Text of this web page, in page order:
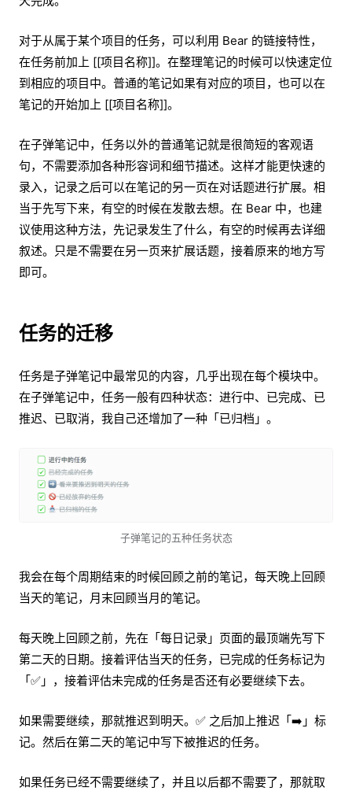
对于从属于某个项目的任务，可以利用 Bear 的链接特性，
在任务前加上 [[项目名称]]。在整理笔记的时候可以快速定位
到相应的项目中。普通的笔记如果有对应的项目，也可以在
笔记的开始加上 [[项目名称]]。
在子弹笔记中，任务以外的普通笔记就是很简短的客观语
句，不需要添加各种形容词和细节描述。这样才能更快速的
录入，记录之后可以在笔记的另一页在对话题进行扩展。相
当于先写下来，有空的时候在发散去想。在 Bear 中，也建
议使用这种方法，先记录发生了什么，有空的时候再去详细
叙述。只是不需要在另一页来扩展话题，接着原来的地方写
即可。
任务的迁移
任务是子弹笔记中最常见的内容，几乎出现在每个模块中。
在子弹笔记中，任务一般有四种状态：进行中、已完成、已
推迟、已取消，我自己还增加了一种「已归档」。
子弹笔记的五种任务状态
我会在每个周期结束的时候回顾之前的笔记，每天晚上回顾
当天的笔记，月末回顾当月的笔记。
每天晚上回顾之前，先在「每日记录」页面的最顶端先写下
第二天的日期。接着评估当天的任务，已完成的任务标记为
「✅」，接着评估未完成的任务是否还有必要继续下去。
如果需要继续，那就推迟到明天。✅ 之后加上推迟「➡️」标
记。然后在第二天的笔记中写下被推迟的任务。
如果任务已经不需要继续了，并且以后都不需要了，那就取